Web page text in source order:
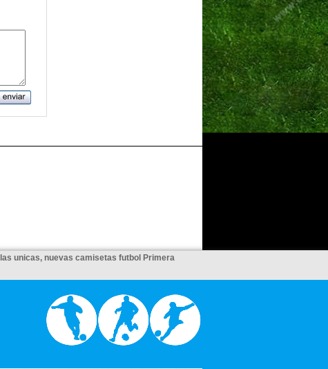
unicas, nuevas camisetas futbol Primera